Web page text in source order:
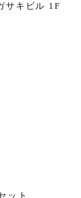
サキビル 1F
ット